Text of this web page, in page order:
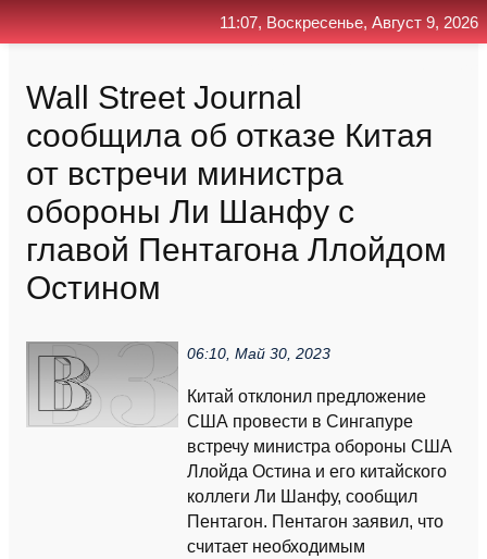
Wall Street Journal
сообщила об отказе Китая
от встречи министра
обороны Ли Шанфу с
главой Пентагона Ллойдом
Остином
06:10, Май 30, 2023
Китай отклонил предложение
США провести в Сингапуре
встречу министра обороны США
Ллойда Остина и его китайского
коллеги Ли Шанфу, сообщил
Пентагон. Пентагон заявил, что
считает необходимым
11:07, Воскресенье, Август 9, 2026